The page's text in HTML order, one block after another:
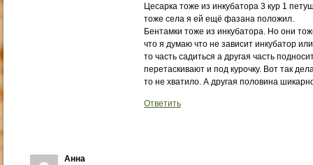
Цесарка тоже из инкубатора 3 кур 1
тоже села я ей ещё фазана положил.
Бентамки тоже из инкубатора. Но они
что я думаю что не зависит инкубатор
то часть садиться а другая часть
перетаскивают и под курочку. Вот так
то не хватило. А другая половина
Ответить
Анна